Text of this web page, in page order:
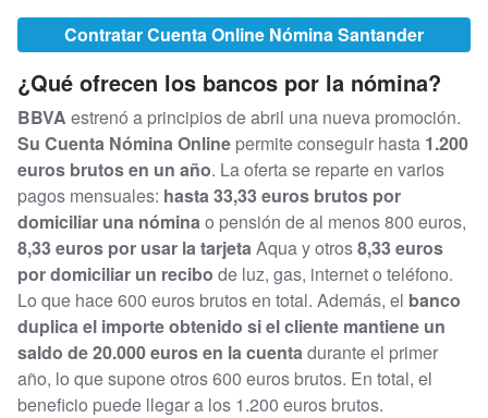
Contratar Cuenta Online Nómina Santander
¿Qué ofrecen los bancos por la nómina?
BBVA estrenó a principios de abril una nueva promoción.
Su Cuenta Nómina Online permite conseguir hasta 1.200
euros brutos en un año. La oferta se reparte en varios
pagos mensuales: hasta 33,33 euros brutos por
domiciliar una nóminao pensión de al menos 800 euros,
8,33 euros por usar la tarjetaAqua y otros8,33 euros
por domiciliar un recibo de luz, gas, internet o teléfono.
Lo que hace 600 euros brutos en total. Además, el banco
duplica el importe obtenido si el cliente mantiene un
saldo de 20.000 euros en la cuentadurante el primer
año, lo que supone otros 600 euros brutos. En total, el
beneficio puede llegar a los 1.200 euros brutos.